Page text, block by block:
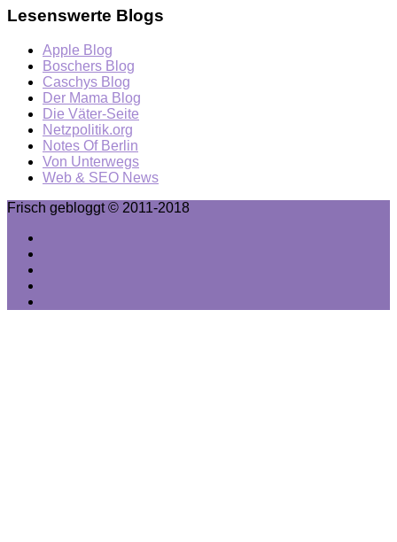
Lesenswerte Blogs
Apple Blog
Boschers Blog
Caschys Blog
Der Mama Blog
Die Väter-Seite
Netzpolitik.org
Notes Of Berlin
Von Unterwegs
Web & SEO News
Frisch gebloggt © 2011-2018